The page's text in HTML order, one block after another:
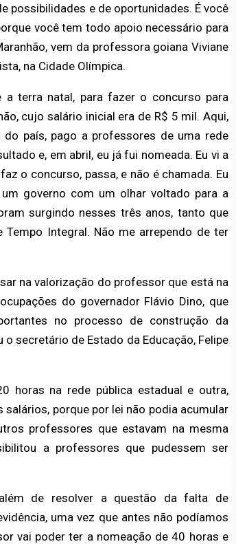
possibilidades e de oportunidades. É você
você tem todo apoio necessário para
vem da professora goiana Viviane
na Cidade Olímpica.
terra natal, para fazer o concurso para
cujo salário inicial era de R$ 5 mil. Aqui,
país, pago a professores de uma rede
e, em abril, eu já fui nomeada. Eu vi a
o concurso, passa, e não é chamada. Eu
governo com um olhar voltado para a
surgindo nesses três anos, tanto que
Integral. Não me arrependo de ter
na valorização do professor que está na
do governador Flávio Dino, que
no processo de construção da
secretário de Estado da Educação, Felipe
horas na rede pública estadual e outra,
porque por lei não podia acumular
professores que estavam na mesma
a professores que pudessem ser
de resolver a questão da falta de
uma vez que antes não podíamos
vai poder ter a nomeação de 40 horas e